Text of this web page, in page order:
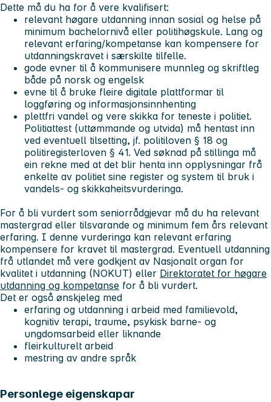
Dette må du ha for å vere kvalifisert:
relevant høgare utdanning innan sosial og helse på
minimum bachelornivå eller politihøgskule. Lang og
relevant erfaring/kompetanse kan kompensere for
utdanningskravet i særskilte tilfelle.
gode evner til å kommunisere munnleg og skriftleg
både på norsk og engelsk
evne til å bruke fleire digitale plattformar til
loggføring og informasjonsinnhenting
plettfri vandel og vere skikka for teneste i politiet.
Politiattest (uttømmande og utvida) må hentast inn
ved eventuell tilsetting, jf. politiloven § 18 og
politiregisterloven § 41. Ved søknad på stillinga må
ein rekne med at det blir henta inn opplysningar frå
enkelte av politiet sine register og system til bruk i
vandels- og skikkaheitsvurderinga.
For å bli vurdert som seniorrådgjevar må du ha relevant
mastergrad eller tilsvarande og minimum fem års relevant
erfaring. I denne vurderinga kan relevant erfaring
kompensere for kravet til mastergrad. Eventuell utdanning
frå utlandet må vere godkjent av Nasjonalt organ for
kvalitet i utdanning (NOKUT) eller Direktoratet for høgare
utdanning og kompetanse for å bli vurdert.
Det er også ønskjeleg med
erfaring og utdanning i arbeid med familievold,
kognitiv terapi, traume, psykisk barne- og
ungdomsarbeid eller liknande
fleirkulturelt arbeid
mestring av andre språk
Personlege eigenskapar